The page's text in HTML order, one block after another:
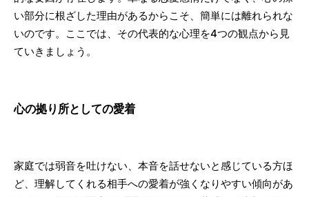
い部分に根ざした理由があるからこそ、簡単には離れられな
いのです。ここでは、その代表的な心理を4つの観点から見
ていきましょう。
心の拠り所としての愛着
家庭では弱音を吐けない、本音を話せないと感じている方ほ
ど、理解してくれる相手への愛着が強くなりやすい傾向があ